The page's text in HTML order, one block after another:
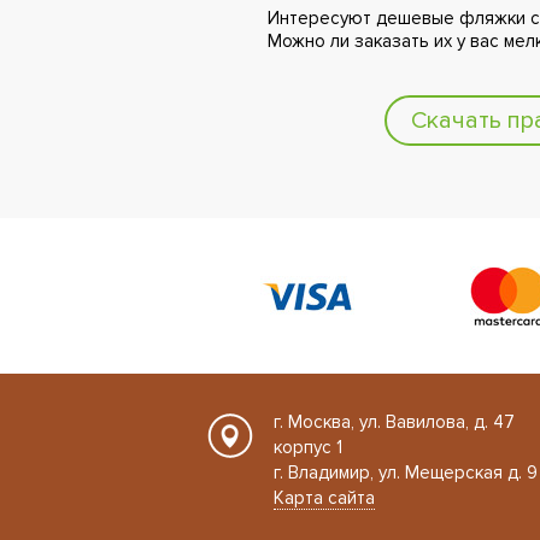
Интересуют дешевые фляжки
Можно ли заказать их у вас
Скачать
г. Москва, ул. Вавилова, д. 47
корпус 1
г. Владимир, ул. Мещерская д. 9
Карта сайта